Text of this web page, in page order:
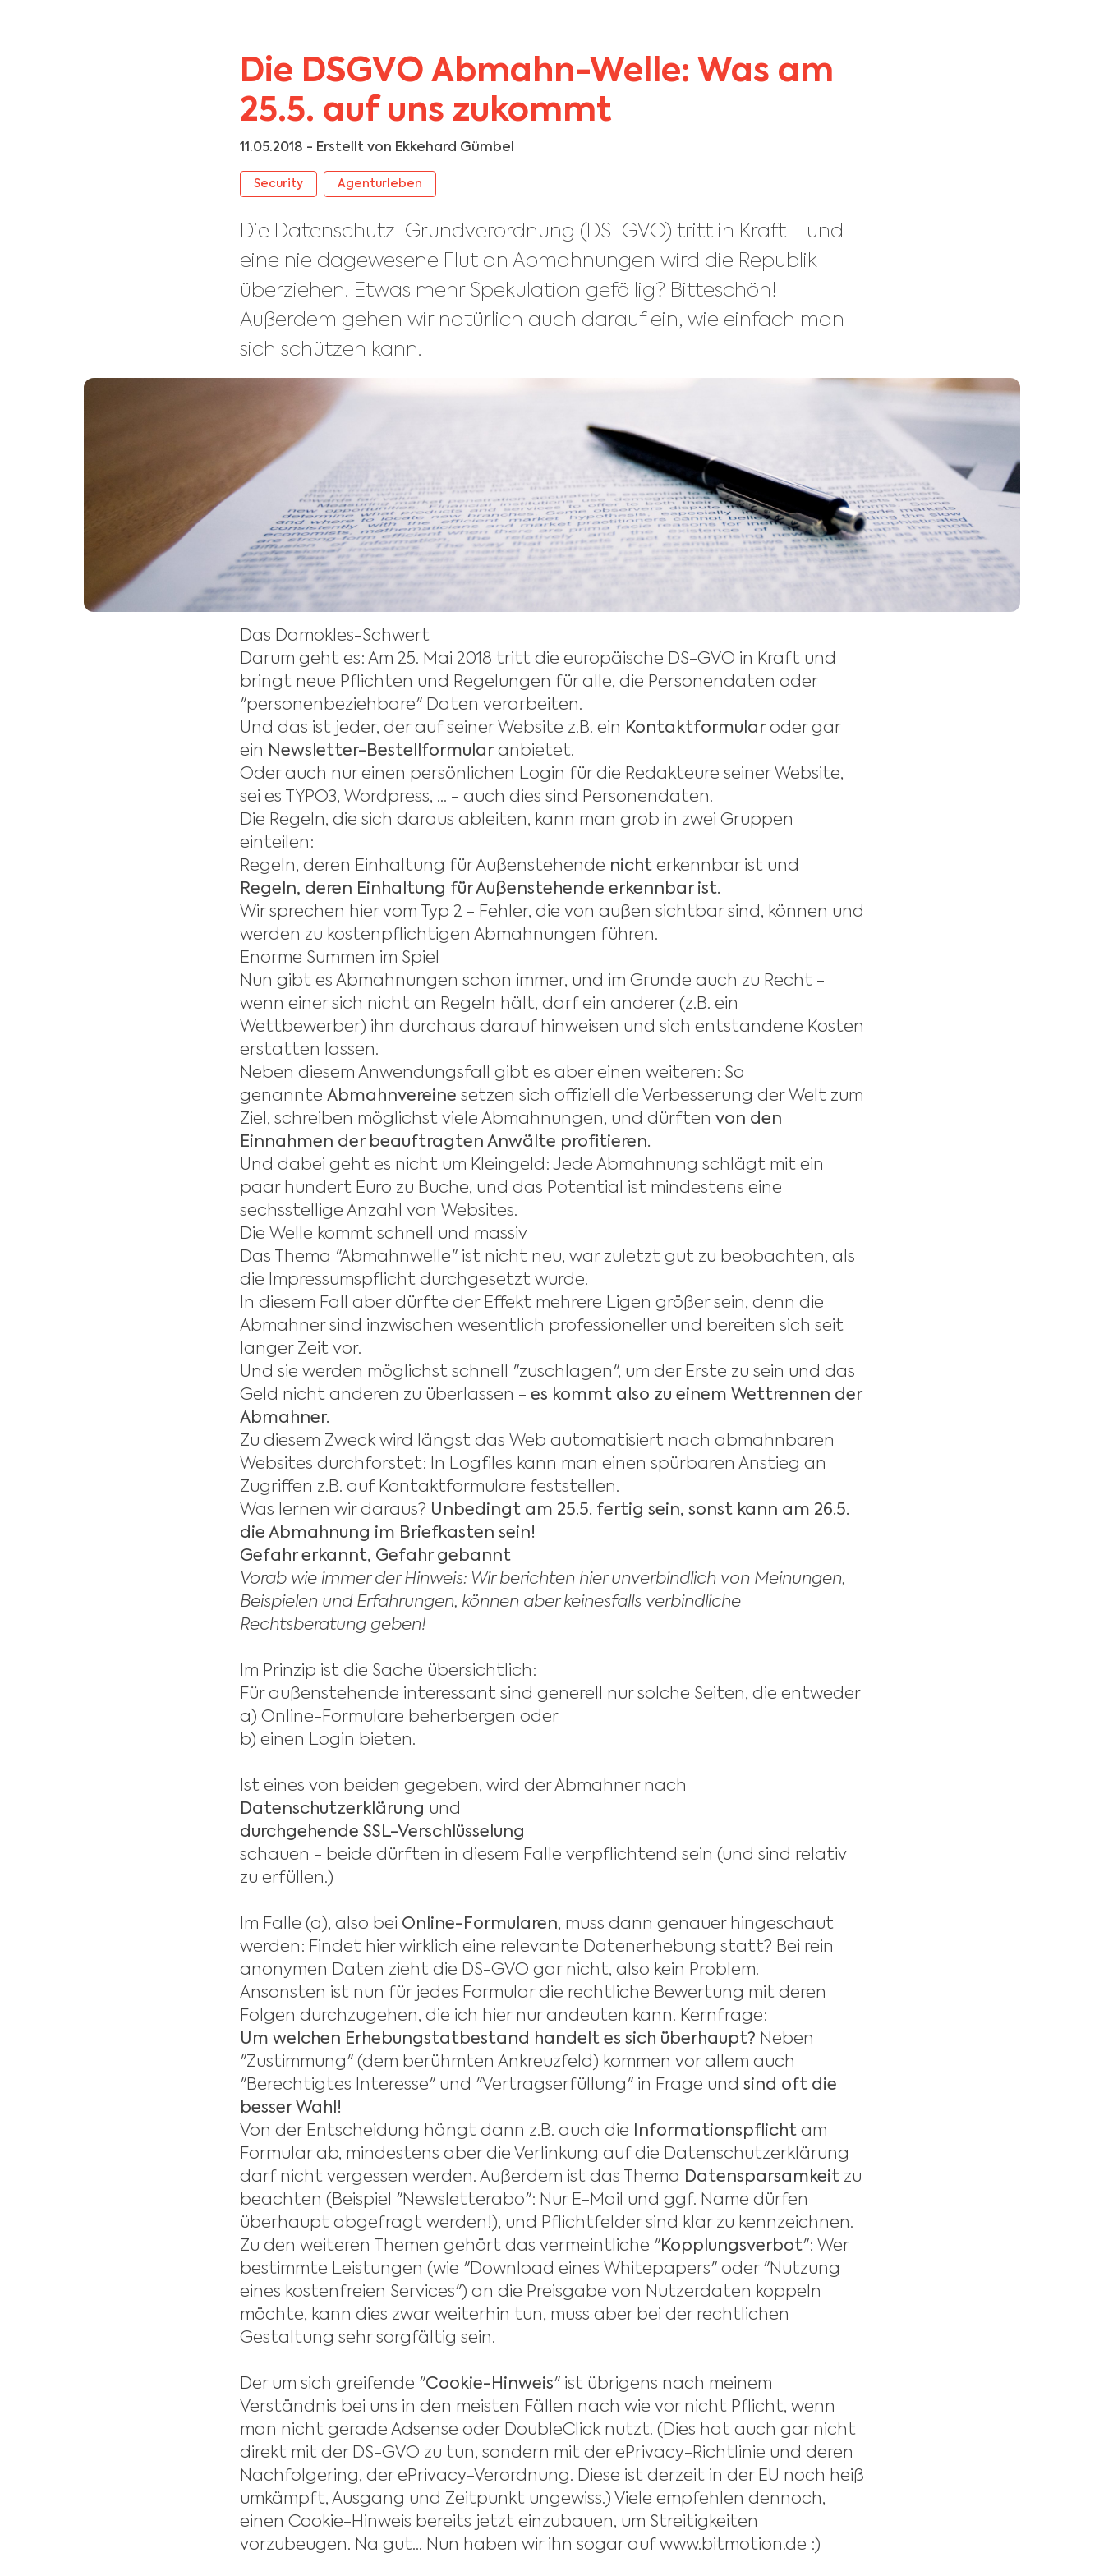
Die DSGVO Abmahn-Welle: Was am
25.5. auf uns zukommt
11.05.2018 - Erstellt von Ekkehard Gümbel
Security Agenturleben
Die Datenschutz-Grundverordnung (DS-GVO) tritt in Kraft - und
eine nie dagewesene Flut an Abmahnungen wird die Republik
überziehen. Etwas mehr Spekulation gefällig? Bitteschön!
Außerdem gehen wir natürlich auch darauf ein, wie einfach man
sich schützen kann.
Das Damokles-Schwert
Darum geht es: Am 25. Mai 2018 tritt die europäische DS-GVO in Kraft und
bringt neue Pflichten und Regelungen für alle, die Personendaten oder
"personenbeziehbare" Daten verarbeiten.
Und das ist jeder, der auf seiner Website z.B. ein Kontaktformular oder gar
ein Newsletter-Bestellformular anbietet.
Oder auch nur einen persönlichen Login für die Redakteure seiner Website,
sei es TYPO3, Wordpress, ... - auch dies sind Personendaten.
Die Regeln, die sich daraus ableiten, kann man grob in zwei Gruppen
einteilen:
Regeln, deren Einhaltung für Außenstehende nicht erkennbar ist und
Regeln, deren Einhaltung für Außenstehende erkennbar ist.
Wir sprechen hier vom Typ 2 - Fehler, die von außen sichtbar sind, können und
werden zu kostenpflichtigen Abmahnungen führen.
Enorme Summen im Spiel
Nun gibt es Abmahnungen schon immer, und im Grunde auch zu Recht -
wenn einer sich nicht an Regeln hält, darf ein anderer (z.B. ein
Wettbewerber) ihn durchaus darauf hinweisen und sich entstandene Kosten
erstatten lassen.
Neben diesem Anwendungsfall gibt es aber einen weiteren: So
genannte Abmahnvereine setzen sich offiziell die Verbesserung der Welt zum
Ziel, schreiben möglichst viele Abmahnungen, und dürften von den
Einnahmen der beauftragten Anwälte profitieren.
Und dabei geht es nicht um Kleingeld: Jede Abmahnung schlägt mit ein
paar hundert Euro zu Buche, und das Potential ist mindestens eine
sechsstellige Anzahl von Websites.
Die Welle kommt schnell und massiv
Das Thema "Abmahnwelle" ist nicht neu, war zuletzt gut zu beobachten, als
die Impressumspflicht durchgesetzt wurde.
In diesem Fall aber dürfte der Effekt mehrere Ligen größer sein, denn die
Abmahner sind inzwischen wesentlich professioneller und bereiten sich seit
langer Zeit vor.
Und sie werden möglichst schnell "zuschlagen", um der Erste zu sein und das
Geld nicht anderen zu überlassen - es kommt also zu einem Wettrennen der
Abmahner.
Zu diesem Zweck wird längst das Web automatisiert nach abmahnbaren
Websites durchforstet: In Logfiles kann man einen spürbaren Anstieg an
Zugriffen z.B. auf Kontaktformulare feststellen.
Was lernen wir daraus? Unbedingt am 25.5. fertig sein, sonst kann am 26.5.
die Abmahnung im Briefkasten sein!
Gefahr erkannt, Gefahr gebannt
Vorab wie immer der Hinweis: Wir berichten hier unverbindlich von Meinungen,
Beispielen und Erfahrungen, können aber keinesfalls verbindliche
Rechtsberatung geben!
Im Prinzip ist die Sache übersichtlich:
Für außenstehende interessant sind generell nur solche Seiten, die entweder
a) Online-Formulare beherbergen oder
b) einen Login bieten.
Ist eines von beiden gegeben, wird der Abmahner nach
Datenschutzerklärung und
durchgehende SSL-Verschlüsselung
schauen - beide dürften in diesem Falle verpflichtend sein (und sind relativ
zu erfüllen.)
Im Falle (a), also bei Online-Formularen, muss dann genauer hingeschaut
werden: Findet hier wirklich eine relevante Datenerhebung statt? Bei rein
anonymen Daten zieht die DS-GVO gar nicht, also kein Problem.
Ansonsten ist nun für jedes Formular die rechtliche Bewertung mit deren
Folgen durchzugehen, die ich hier nur andeuten kann. Kernfrage:
Um welchen Erhebungstatbestand handelt es sich überhaupt? Neben
"Zustimmung" (dem berühmten Ankreuzfeld) kommen vor allem auch
"Berechtigtes Interesse" und "Vertragserfüllung" in Frage und sind oft die
besser Wahl!
Von der Entscheidung hängt dann z.B. auch die Informationspflicht am
Formular ab, mindestens aber die Verlinkung auf die Datenschutzerklärung
darf nicht vergessen werden. Außerdem ist das Thema Datensparsamkeit zu
beachten (Beispiel "Newsletterabo": Nur E-Mail und ggf. Name dürfen
überhaupt abgefragt werden!), und Pflichtfelder sind klar zu kennzeichnen.
Zu den weiteren Themen gehört das vermeintliche "Kopplungsverbot": Wer
bestimmte Leistungen (wie "Download eines Whitepapers" oder "Nutzung
eines kostenfreien Services") an die Preisgabe von Nutzerdaten koppeln
möchte, kann dies zwar weiterhin tun, muss aber bei der rechtlichen
Gestaltung sehr sorgfältig sein.
Der um sich greifende "Cookie-Hinweis" ist übrigens nach meinem
Verständnis bei uns in den meisten Fällen nach wie vor nicht Pflicht, wenn
man nicht gerade Adsense oder DoubleClick nutzt. (Dies hat auch gar nicht
direkt mit der DS-GVO zu tun, sondern mit der ePrivacy-Richtlinie und deren
Nachfolgering, der ePrivacy-Verordnung. Diese ist derzeit in der EU noch heiß
umkämpft, Ausgang und Zeitpunkt ungewiss.) Viele empfehlen dennoch,
einen Cookie-Hinweis bereits jetzt einzubauen, um Streitigkeiten
vorzubeugen. Na gut... Nun haben wir ihn sogar auf www.bitmotion.de :)